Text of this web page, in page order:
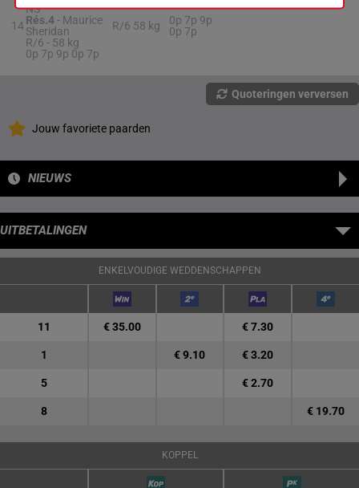
14
NS
Rés.4- Maurice
Sheridan
R/6 - 58 kg
0p 7p 9p 0p 7p
R/6 58 kg
0p 7p 9p
0p 7p
Quoteringen verversen
Jouw favoriete paarden
NIEUWS
UITBETALINGEN
ENKELVOUDIGE WEDDENSCHAPPEN
11 € 35.00 € 7.30
1 € 9.10 € 3.20
5 € 2.70
8 € 19.70
KOPPEL